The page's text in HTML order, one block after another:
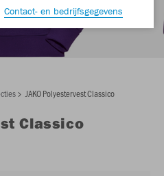
JAKO Polyestervest Classico
Classico
Contact- en bedrijfsgegevens